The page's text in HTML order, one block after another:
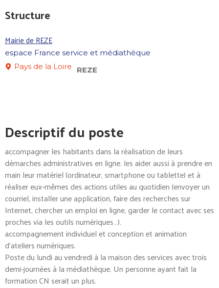
Structure
Mairie de REZE
espace France service et médiathèque
Pays de la Loire
REZE
Descriptif du poste
accompagner les habitants dans la réalisation de leurs
démarches administratives en ligne. les aider aussi à prendre en
main leur matériel (ordinateur, smartphone ou tablette) et à
réaliser eux-mêmes des actions utiles au quotidien (envoyer un
courriel, installer une application, faire des recherches sur
Internet, chercher un emploi en ligne, garder le contact avec ses
proches via les outils numériques…).
accompagnement individuel et conception et animation
d’ateliers numériques.
Poste du lundi au vendredi à la maison des services avec trois
demi-journées à la médiathèque. Un personne ayant fait la
formation CN serait un plus.